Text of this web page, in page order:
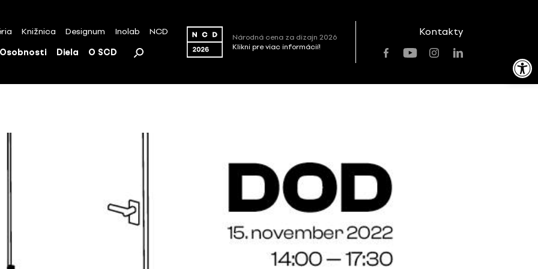
Open toolbar
Knižnica Designum Inolab NCD
Osobnosti Diela O SCD
Národná cena za dizajn 2026
Klikni pre viac informácií!
Kontakty